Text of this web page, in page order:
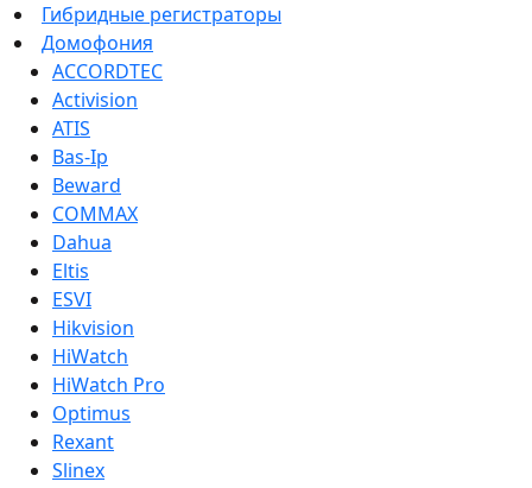
Гибридные регистраторы
Домофония
ACCORDTEC
Activision
ATIS
Bas-Ip
Beward
COMMAX
Dahua
Eltis
ESVI
Hikvision
HiWatch
HiWatch Pro
Optimus
Rexant
Slinex